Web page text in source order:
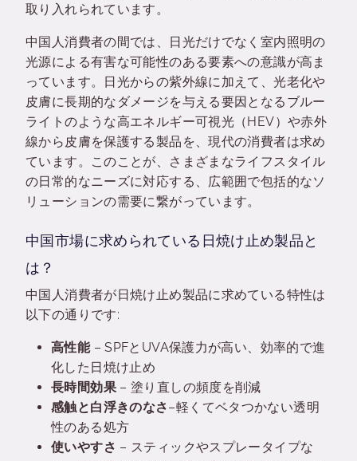
取り入れられています。
中国人消費者の間では、日光だけでなく室内照明の
光源による有害な可能性のある要素への意識が高ま
っています。日光からの紫外線に加えて、光老化や
皮膚に長期的なダメージを与える要因となるブルー
ライトのような高エネルギー可視光（HEV）や赤外
線から皮膚を保護する製品を、現代の消費者は求め
ています。このことが、さまざまなライフスタイル
の日常的なニーズに対応する、広範囲で包括的なソ
リューションの需要に繋がっています。
中国市場に求められている日焼け止め製品と
は？
中国人消費者が日焼け止め製品に求めている特性は
以下の通りです:
高性能– SPFとUVA保護力が高い、効率的で進
化した日焼け止め
長時間効果– 塗り直しの頻度を削減
感触と白浮きのなさ–軽くてベタつかない透明
性のある処方
使いやすさ – スティックやスプレータイプな